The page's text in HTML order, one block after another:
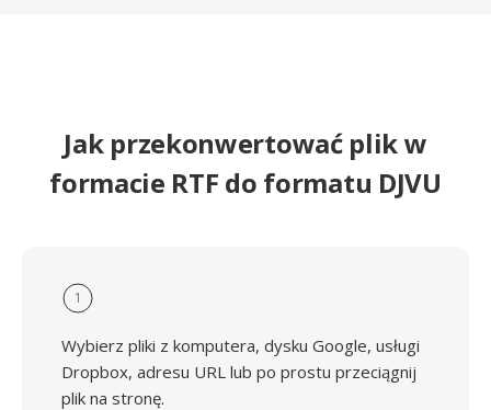
Jak przekonwertować plik w
formacie RTF do formatu DJVU
1
Wybierz pliki z komputera, dysku Google, usługi
Dropbox, adresu URL lub po prostu przeciągnij
plik na stronę.